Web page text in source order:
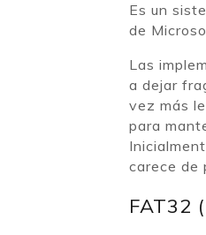
Es un
de
Las
a dejar
vez más
para
carece de
FAT32